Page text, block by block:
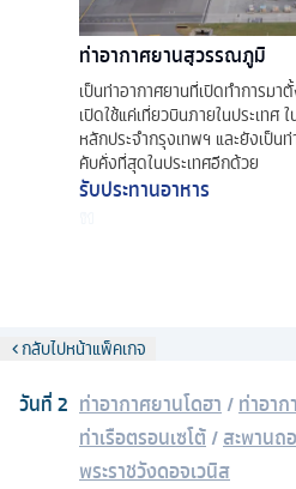
ท่าอากาศยานสุวรรณภูมิ
เป็นท่าอากาศยานที่เปิดทำการม
เปิดใช้แค่เที่ยวบินภายในประเทศ
หลักประจำกรุงเทพฯ และยังเป็น
คับคั่งที่สุดในประเทศอีกด้วย
รับประทานอาหาร
กลับไปหน้าแพ็คเกจ
วันที่2 ท่าอากาศยานโดฮา /ท่าอา
ท่าเรือตรอนเซโต้/สะพานถ
พระราชวังดอจเวนิส